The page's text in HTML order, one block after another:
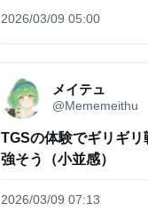
2026/03/09 05:00
メイテュ
@Mememeithu
TGSの体験でギリギ
強そう（小並感）
2026/03/09 07:13